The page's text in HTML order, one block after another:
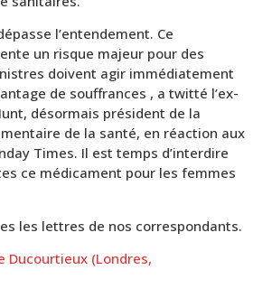
l’entendement. Ce
un risque majeur pour des
doivent agir immédiatement
de souffrances , a twitté l’ex-
désormais président de la
de la santé, en réaction aux
Times. Il est temps d’interdire
ce médicament pour les femmes
les lettres de nos correspondants.
Ducourtieux (Londres,